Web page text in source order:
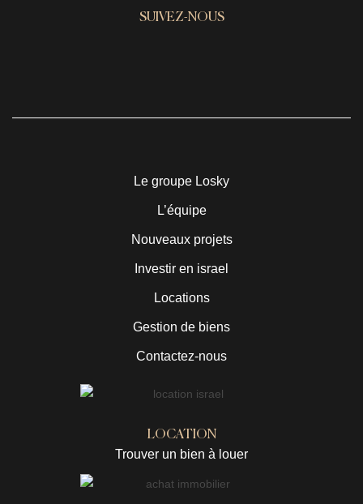
SUIVEZ-NOUS
Le groupe Losky
L’équipe
Nouveaux projets
Investir en israel
Locations
Gestion de biens
Contactez-nous
LOCATION
Trouver un bien à louer